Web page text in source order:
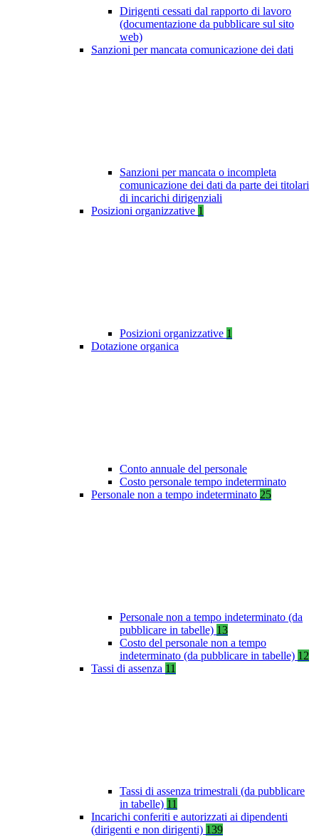
Dirigenti cessati dal rapporto di lavoro
(documentazione da pubblicare sul sito
web)
Sanzioni per mancata comunicazione dei dati
Sanzioni per mancata o incompleta
comunicazione dei dati da parte dei titolari
di incarichi dirigenziali
Posizioni organizzative 1
Posizioni organizzative 1
Dotazione organica
Conto annuale del personale
Costo personale tempo indeterminato
Personale non a tempo indeterminato 25
Personale non a tempo indeterminato (da
pubblicare in tabelle) 13
Costo del personale non a tempo
indeterminato (da pubblicare in tabelle) 12
Tassi di assenza 11
Tassi di assenza trimestrali (da pubblicare
in tabelle) 11
Incarichi conferiti e autorizzati ai dipendenti
(dirigenti e non dirigenti) 139